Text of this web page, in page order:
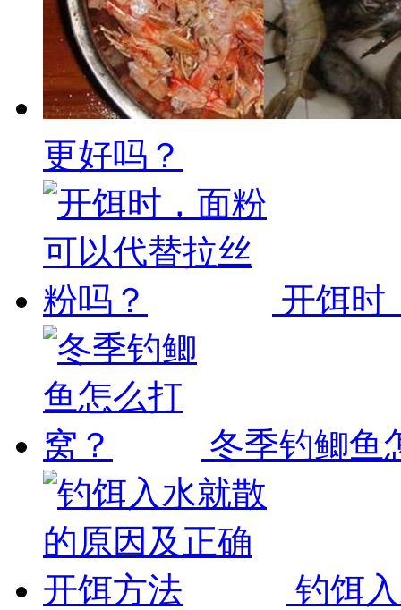
更好吗？
开饵时
冬季钓鲫鱼
钓饵